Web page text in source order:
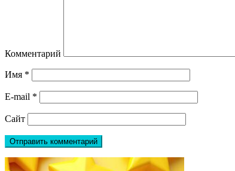
Комментарий
Имя *
E-mail *
Сайт